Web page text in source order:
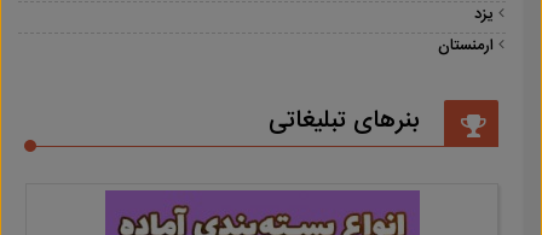
یزد
ارمنستان
بنرهای تبلیغاتی